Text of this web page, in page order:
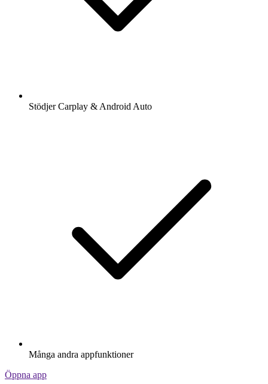
Stödjer Carplay & Android Auto
Många andra appfunktioner
Öppna app